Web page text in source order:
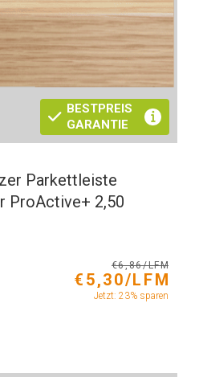
BESTPREIS
GARANTIE
Parkettleiste
ProActive+ 2,50
€6,86/LFM
€5,30/LFM
Jetzt: 23% sparen